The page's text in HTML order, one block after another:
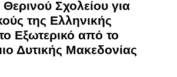
Σχολείου για
της Ελληνικής
Εξωτερικό από το
Δυτικής Μακεδονίας